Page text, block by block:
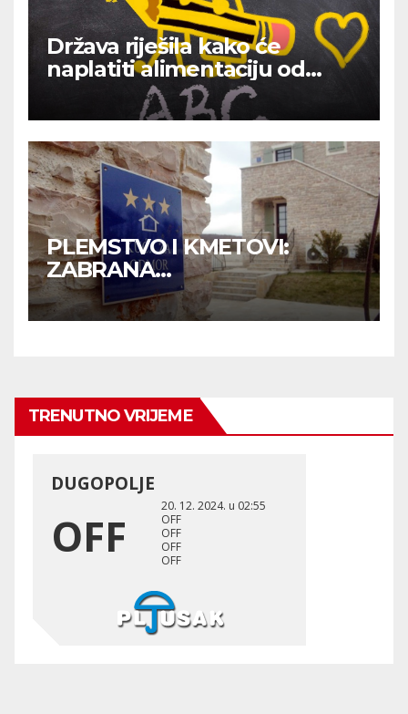
Država riješila kako će
naplatiti alimentaciju od
roditelja neplatiša.
PLEMSTVO I KMETOVI:
ZABRANA
RETROAKTIVNOSTI VRIJEDI
SAMO ZA HILTON, NE I ZA
TRENUTNO VRIJEME